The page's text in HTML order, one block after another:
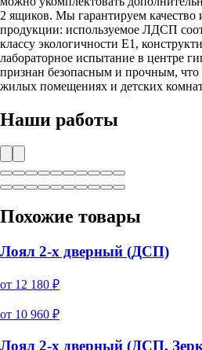
2 ящиков. Мы гарантируем качество
продукции: используемое ЛДСП
классу экологичности Е1,
лабораторное испытание в центре
признан безопасным и прочным, что
жилых помещениях и детских
Наши работы
Похожие товары
Лоял 2-х дверный (ДСП)
от 12 180 ₽
от 10 960 ₽
Лоял 2-х дверный (ДСП,